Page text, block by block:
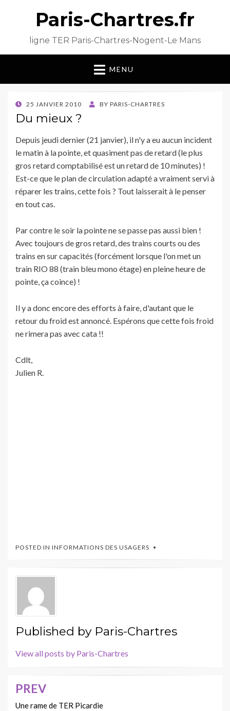
Paris-Chartres.fr
ligne TER Paris-Chartres-Nogent-Le Mans
MENU
POSTED
ON
25 JANVIER 2010 BY PARIS-CHARTRES
Du mieux ?
Depuis jeudi dernier (21 janvier), il n'y a eu aucun incident
le matin à la pointe, et quasiment pas de retard (le plus
gros retard comptabilisé est un retard de 10 minutes) !
Est-ce que le plan de circulation adapté a vraiment servi à
réparer les trains, cette fois ? Tout laisserait à le penser
en tout cas.
Par contre le soir la pointe ne se passe pas aussi bien !
Avec toujours de gros retard, des trains courts ou des
trains en sur capacités (forcément lorsque l'on met un
train RIO 88 (train bleu mono étage) en pleine heure de
pointe, ça coince) !
Il y a donc encore des efforts à faire, d'autant que le
retour du froid est annoncé. Espérons que cette fois froid
ne rimera pas avec cata !!
Cdlt,
Julien R.
POSTED IN INFORMATIONS DES USAGERS
Published by Paris-Chartres
View all posts by Paris-Chartres
Navigation
PREV
Une rame de TER Picardie